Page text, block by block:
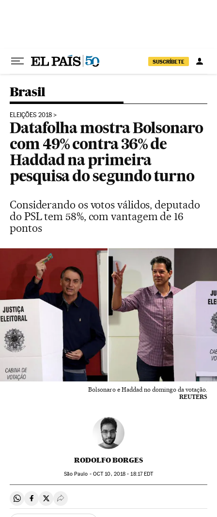
SUSCRÍBETE
Brasil
ELEIÇÕES 2018
Datafolha mostra Bolsonaro
com 49% contra 36% de
Haddad na primeira
pesquisa do segundo turno
Considerando os votos válidos, deputado
do PSL tem 58%, com vantagem de 16
pontos
Bolsonaro e Haddad no domingo da votação.
REUTERS
RODOLFO BORGES
São Paulo - OCT10, 2018 - 18:17EDT
Compartir en Whatsapp
Compartir en Facebook
Compartir en Twitter
Desplegar Redes Sociales